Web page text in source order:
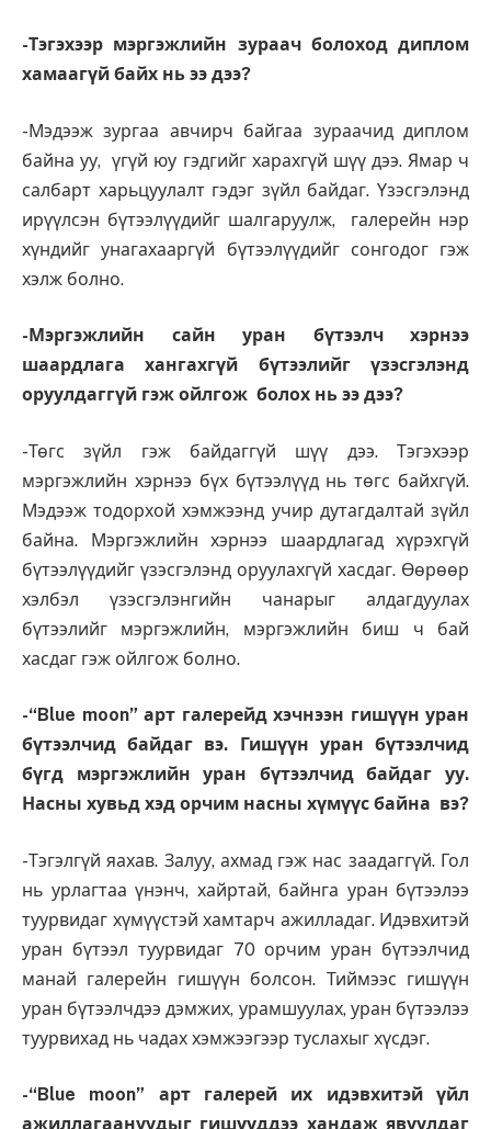
-Тэгэхээр мэргэжлийн зураач болоход диплом
хамаагүй байх нь ээ дээ?
-Мэдээж зургаа авчирч байгаа зураачид диплом
байна уу, үгүй юу гэдгийг харахгүй шүү дээ. Ямар ч
салбарт харьцуулалт гэдэг зүйл байдаг. Үзэсгэлэнд
ирүүлсэн бүтээлүүдийг шалгаруулж, галерейн нэр
хүндийг унагахааргүй бүтээлүүдийг сонгодог гэж
хэлж болно.
-Мэргэжлийн сайн уран бүтээлч хэрнээ
шаардлага хангахгүй бүтээлийг үзэсгэлэнд
оруулдаггүй гэж ойлгож болох нь ээ дээ?
-Төгс зүйл гэж байдаггүй шүү дээ. Тэгэхээр
мэргэжлийн хэрнээ бүх бүтээлүүд нь төгс байхгүй.
Мэдээж тодорхой хэмжээнд учир дутагдалтай зүйл
байна. Мэргэжлийн хэрнээ шаардлагад хүрэхгүй
бүтээлүүдийг үзэсгэлэнд оруулахгүй хасдаг. Өөрөөр
хэлбэл үзэсгэлэнгийн чанарыг алдагдуулах
бүтээлийг мэргэжлийн, мэргэжлийн биш ч бай
хасдаг гэж ойлгож болно.
-“ Blue moon” арт галерейд хэчнээн гишүүн уран
бүтээлчид байдаг вэ. Гишүүн уран бүтээлчид
бүгд мэргэжлийн уран бүтээлчид байдаг уу.
Насны хувьд хэд орчим насны хүмүүс байна вэ?
-Тэгэлгүй яахав. Залуу, ахмад гэж нас заадаггүй. Гол
нь урлагтаа үнэнч, хайртай, байнга уран бүтээлээ
туурвидаг хүмүүстэй хамтарч ажилладаг. Идэвхитэй
уран бүтээл туурвидаг 70 орчим уран бүтээлчид
манай галерейн гишүүн болсон. Тиймээс гишүүн
уран бүтээлчдээ дэмжих, урамшуулах, уран бүтээлээ
туурвихад нь чадах хэмжээгээр туслахыг хүсдэг.
-“ Blue moon”
арт галерей их идэвхитэй үйл
ажиллагаануудыг гишүүддээ хандаж явуулдаг